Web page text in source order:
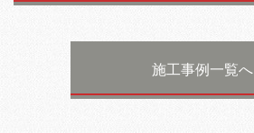
施工事例一覧へ